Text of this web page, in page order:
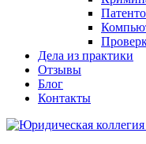
Дела из практики
Отзывы
Блог
Контакты